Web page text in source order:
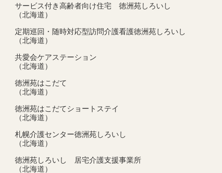
サービス付き高齢者向け住宅 徳洲苑しろいし
（北海道）
定期巡回・随時対応型訪問介護看護徳洲苑しろいし
（北海道）
共愛会ケアステーション
（北海道）
徳洲苑はこだて
（北海道）
徳洲苑はこだてショートステイ
（北海道）
札幌介護センター徳洲苑しろいし
（北海道）
徳洲苑しろいし 居宅介護支援事業所
（北海道）